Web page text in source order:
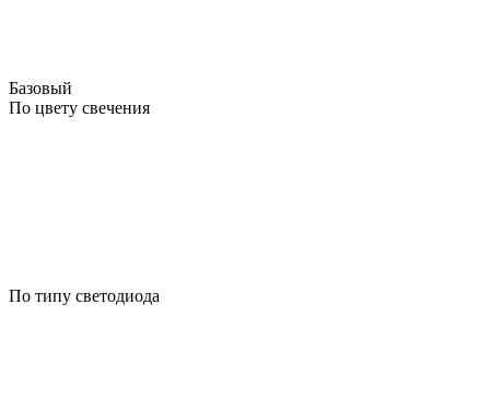
Базовый
По цвету свечения
По типу светодиода